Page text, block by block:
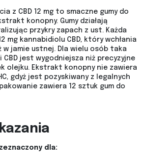
z CBD 12 mg to smaczne gumy do
konopny. Gumy działają
przykry zapach z ust. Każda
mg kannabidiolu CBD, który wchłania
w jamie ustnej. Dla wielu osób taka
jest wygodniejsza niż precyzyjne
olejku. Ekstrakt konopny nie zawiera
gdyż jest pozyskiwany z legalnych
zawiera 12 sztuk gum do
dla: